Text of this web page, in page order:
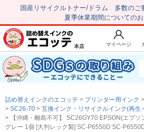
国産リサイクルトナー/ドラム 多数のご
夏季休業期間についての
新規会員登録
トップページ
注文履歴
はじめての方へ
本店 マイページ
詰め替えインクのエコッテ プリンター用インク
SC26-70
互換インク・リサイクルインク(再生
【沖縄・離島不可】 SC26GY70 EPSON(エプ
グレー 1個 [大判レック製] SC-P6550D SC-